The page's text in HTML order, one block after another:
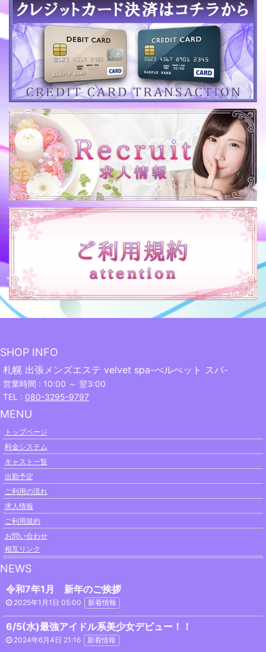
SHOP INFO
札幌 出張メンズエステ velvet spa-べルべット スパ-
営業時間 : 10:00 ～ 翌3:00
TEL : 080-3295-9797
MENU
トップページ
料金システム
キャスト一覧
出勤予定
ご利用の流れ
求人情報
ご利用規約
お問い合わせ
相互リンク
NEWS
令和7年1月 新年のご挨拶
2025年1月1日 05:00 新着情報
6/5(水)最強アイドル系美少女デビュー！！
2024年6月4日 21:16 新着情報